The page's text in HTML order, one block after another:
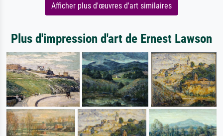
Afficher plus d'œuvres d'art similaires
Plus d'impression d'art de Ernest Lawson